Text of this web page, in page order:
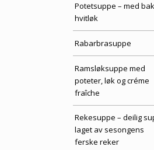
Potetsuppe – med
hvitløk
Rabarbrasuppe
Ramsløksuppe med
poteter, løk og créme
fraîche
Rekesuppe – deilig
laget av sesongens
ferske reker